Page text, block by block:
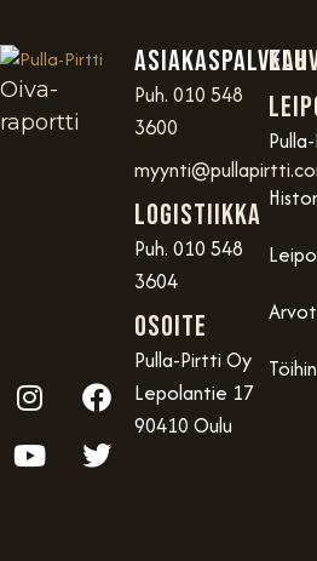
Oiva-
raportti
Asiakaspalvelu
Puh. 010 548
3600
Logistiikka
Puh. 010 548
3604
OSOITE
Pulla-Pirtti Oy
Lepolantie 17
90410 Oulu